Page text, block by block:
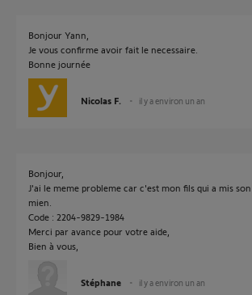
Bonjour Yann,
Je vous confirme avoir fait le necessaire.
Bonne journée
Nicolas F. il y a environ un an
Bonjour,
J'ai le meme probleme car c'est mon fils qui a mis
mien.
Code : 2204-9829-1984
Merci par avance pour votre aide,
Bien à vous,
Stéphane il y a environ un an